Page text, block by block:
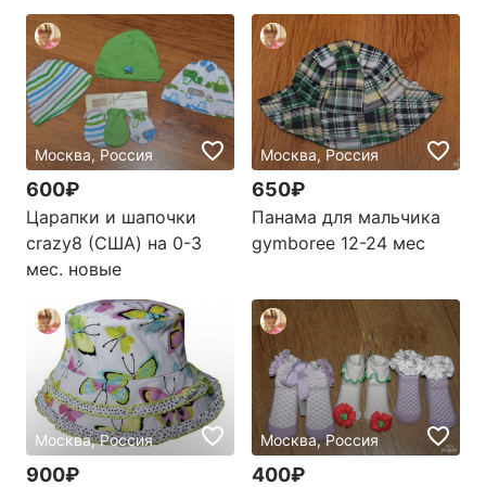
Москва, Россия
600₽
Царапки и шапочки
crazy8 (США) на 0-3
мес. новые
Москва, Россия
650₽
Панама для мальчика
gymboree 12-24 мес
Москва, Россия
900₽
Москва, Россия
400₽